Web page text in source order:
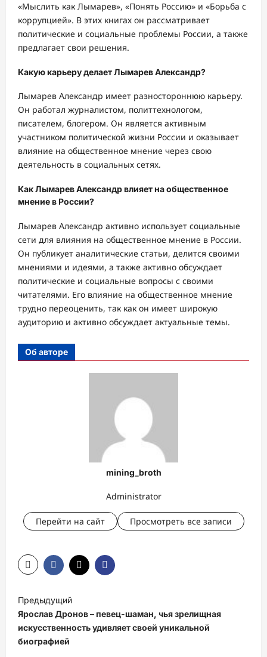
«Мыслить как Лымарев», «Понять Россию» и «Борьба с
коррупцией». В этих книгах он рассматривает
политические и социальные проблемы России, а также
предлагает свои решения.
Какую карьеру делает Лымарев Александр?
Лымарев Александр имеет разностороннюю карьеру.
Он работал журналистом, политтехнологом,
писателем, блогером. Он является активным
участником политической жизни России и оказывает
влияние на общественное мнение через свою
деятельность в социальных сетях.
Как Лымарев Александр влияет на общественное
мнение в России?
Лымарев Александр активно использует социальные
сети для влияния на общественное мнение в России.
Он публикует аналитические статьи, делится своими
мнениями и идеями, а также активно обсуждает
политические и социальные вопросы с своими
читателями. Его влияние на общественное мнение
трудно переоценить, так как он имеет широкую
аудиторию и активно обсуждает актуальные темы.
Об авторе
mining_broth
Administrator
Перейти на сайт Просмотреть все записи
Н
а
в
и
Предыдущий
Ярослав Дронов – певец-шаман, чья зрелищная
искусственность удивляет своей уникальной
биографией